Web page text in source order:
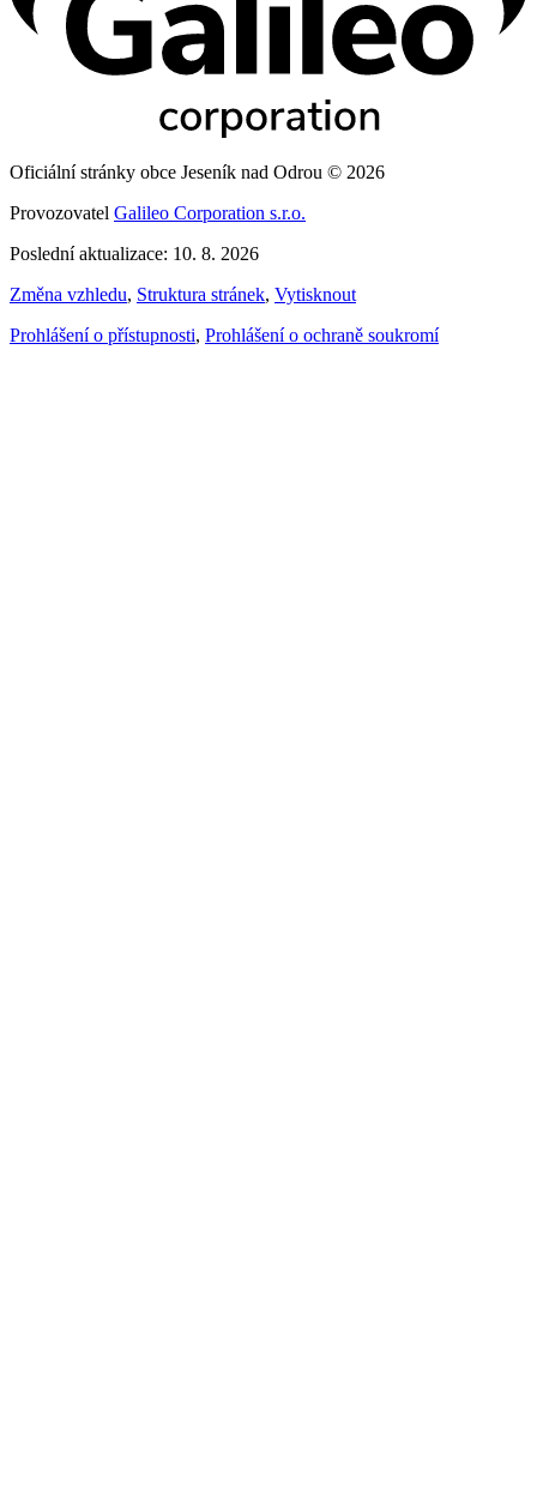
Oficiální stránky obce Jeseník nad Odrou © 2026
Provozovatel Galileo Corporation s.r.o.
Poslední aktualizace: 10. 8. 2026
Změna vzhledu, Struktura stránek, Vytisknout
Prohlášení o přístupnosti, Prohlášení o ochraně soukromí